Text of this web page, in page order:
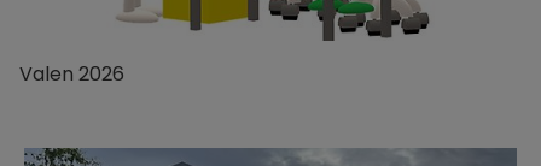
Valen 2026